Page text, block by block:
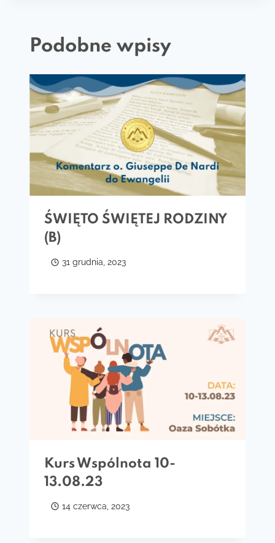
Podobne wpisy
ŚWIĘTO ŚWIĘTEJ RODZINY
(B)
31 grudnia, 2023
Kurs Wspólnota 10-
13.08.23
14 czerwca, 2023